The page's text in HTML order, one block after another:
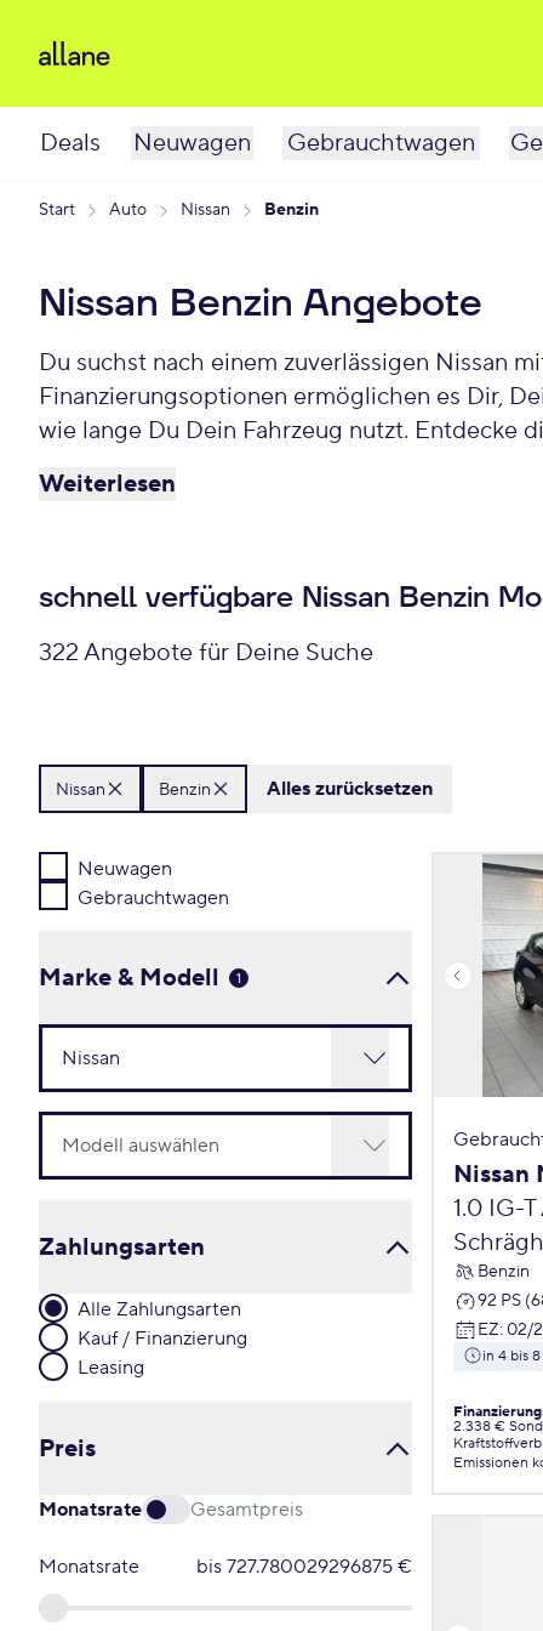
Deals Neuwagen Gebrauchtwagen
Start Auto Nissan Benzin
Nissan Benzin Angebote
Du suchst nach einem zuverlässigen Nissan
Finanzierungsoptionen ermöglichen es Dir,
wie lange Du Dein Fahrzeug nutzt. Entdecke
Weiterlesen
schnell verfügbare Nissan Benzin
322 Angebote für Deine Suche
Nissan Benzin Alles zurücksetzen
Neuwagen
Gebrauchtwagen
Marke & Modell 1
Zahlungsarten
Alle Zahlungsarten
Kauf / Finanzierung
Leasing
Preis
Monatsrate Gesamtpreis
Monatsrate bis 727.780029296875 €
Nissan
1.0 IG-
Benzin
92 PS
EZ: 02/
in 4 bis
2.338 €
Emissionen